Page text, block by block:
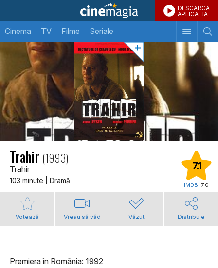
DESCARCA
APLICATIA
Cinema TV Filme Seriale
Trahir (1993)
Trahir
103 minute | Dramă
7.1
IMDB: 7.0
Votează Vreau să văd Văzut Distribuie
Premiera în România: 1992